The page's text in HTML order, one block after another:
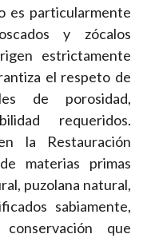
es particularmente
y zócalos
estrictamente
el respeto de
de porosidad,
requeridos.
la Restauración
materias primas
puzolana natural,
sabiamente,
que